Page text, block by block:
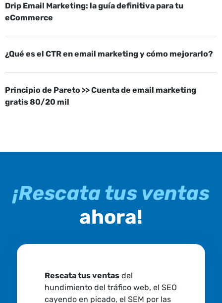
Drip Email Marketing: la guía definitiva para tu
eCommerce
¿Qué es el CTR en email marketing y cómo mejorarlo?
Principio de Pareto >> Cuenta de email marketing
gratis 80/20 mil
¡Rescata tus ventas
ahora!
Rescata tus ventasdel
hundimiento del tráfico web, el SEO
cayendo en picado, el SEM por las